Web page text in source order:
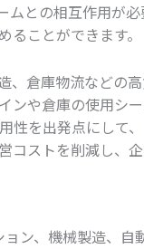
との相互作用が
ことができます。
倉庫物流などの
や倉庫の使用シ
を出発点にして
ストを削減し、
ン、機械製造、